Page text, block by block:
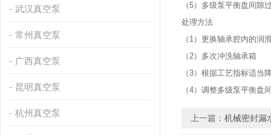
武汉真空泵
常州真空泵
广西真空泵
昆明真空泵
杭州真空泵
（5）多级泵平衡盘间隙
处理方法
（1）更换轴承腔内的润
（2）多次冲洗轴承箱
（3）根据工艺指标适当
（4）调整多级泵平衡盘
上一篇： 机械密封漏